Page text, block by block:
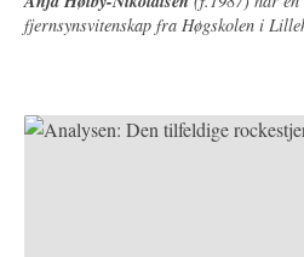
fjernsynsvitenskap fra Høgskolen i